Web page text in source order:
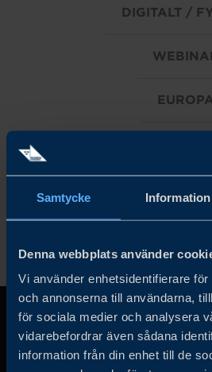
Samtycke Information
Denna webbplats använder
Vi använder enhetsidentifierare
och annonserna till användarna,
för sociala medier och analysera
vidarebefordrar även sådana
information från din enhet till de
DIGITALT /
Rensa alla